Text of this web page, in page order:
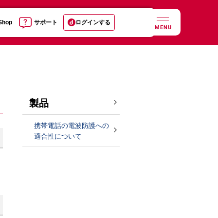
サポート ログインする
MENU
製品
携帯電話の電波防護への
適合性について